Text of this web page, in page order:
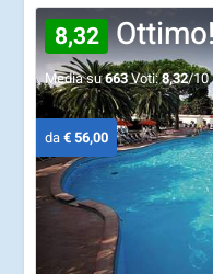
8,32
Media su663Voti:8,32/10
da€ 56,00